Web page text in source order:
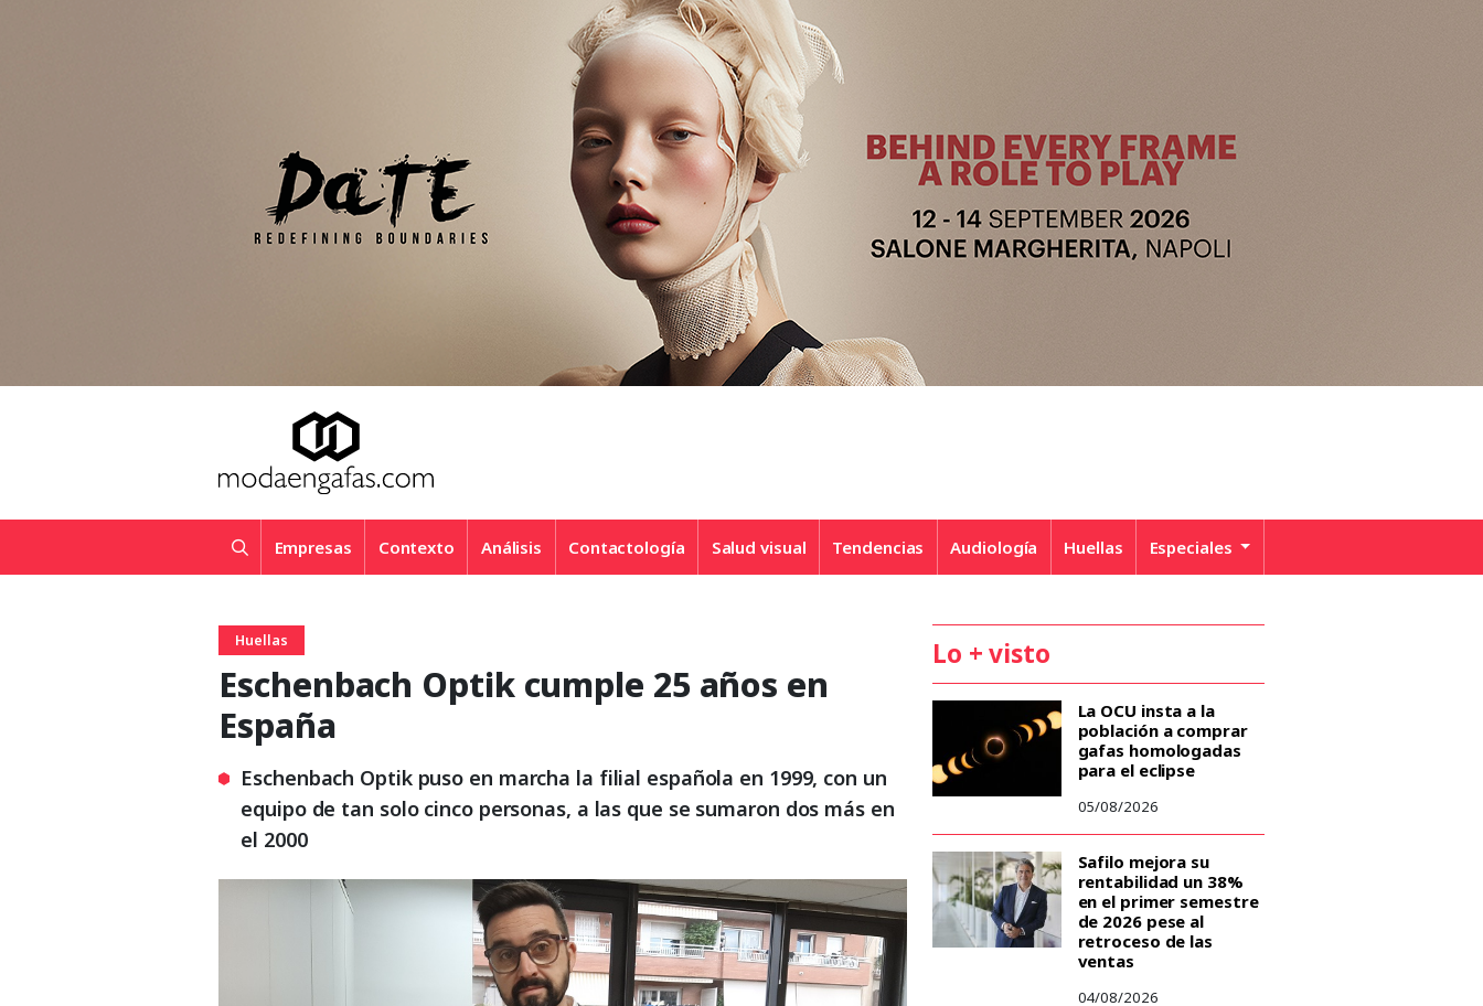
Empresas Contexto Análisis Contactología Salud visual Tendencias Audiología Huellas Especiales
Huellas
Eschenbach Optik cumple 25 años en
España
Eschenbach Optik puso en marcha la filial española en 1999, con un
equipo de tan solo cinco personas, a las que se sumaron dos más en
el 2000
Lo + visto
La OCU insta a la
población a comprar
gafas homologadas
para el eclipse
05/08/2026
Safilo mejora su
rentabilidad un 38%
en el primer semestre
de 2026 pese al
retroceso de las
ventas
04/08/2026